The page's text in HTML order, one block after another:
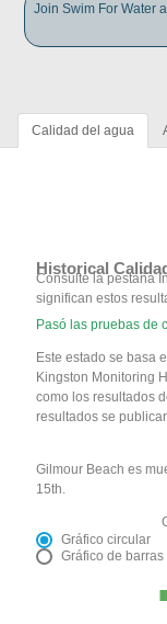
Join Swim For Water
Calidad del agua
Historical
Consulte la pestaña
significan estos
Pasó las pruebas de
Este estado se basa
Kingston Monitoring
como los resultados
resultados se
Gilmour Beach es
15th.
Gráfico circular
Gráfico de barras